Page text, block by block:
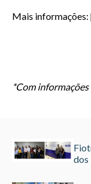
Mais informações:
*Com
dos